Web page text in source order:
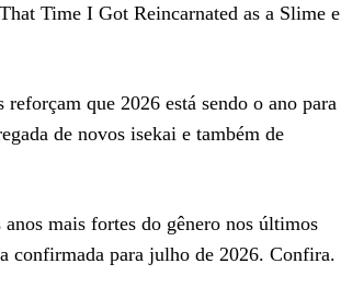
Time I Got Reincarnated as a Slime e
que 2026 está sendo o ano para
de novos isekai e também de
mais fortes do gênero nos últimos
confirmada para julho de 2026. Confira.